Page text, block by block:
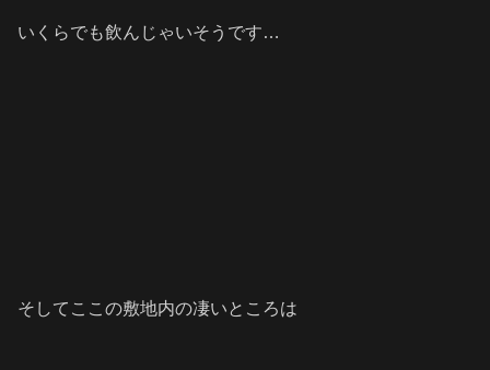
いくらでも飲んじゃいそうです…
そしてここの敷地内の凄いところは